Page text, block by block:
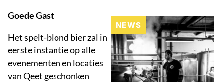
Goede Gast
Het spelt-blond bier zal in
eerste instantie op alle
evenementen en locaties
van Qeet geschonken
NEWS